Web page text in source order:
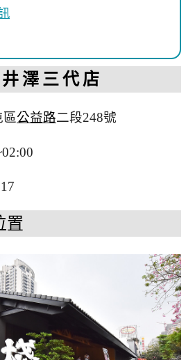
井 澤 三 代 店
公益路二段248號
置